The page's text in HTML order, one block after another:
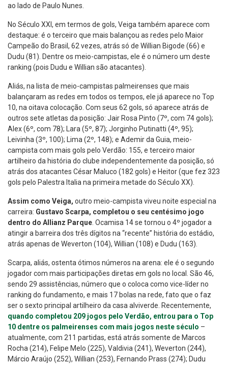
ao lado de Paulo Nunes.
No Século XXI, em termos de gols, Veiga também aparece com
destaque: é o terceiro que mais balançou as redes pelo Maior
Campeão do Brasil, 62 vezes, atrás só de Willian Bigode (66) e
Dudu (81). Dentre os meio-campistas, ele é o número um deste
ranking (pois Dudu e Willian são atacantes).
Aliás, na lista de meio-campistas palmeirenses que mais
balançaram as redes em todos os tempos, ele já aparece no Top
10, na oitava colocação. Com seus 62 gols, só aparece atrás de
outros sete atletas da posição: Jair Rosa Pinto (7º, com 74 gols);
Alex (6º, com 78); Lara (5º, 87); Jorginho Putinatti (4º, 95);
Leivinha (3º, 100); Lima (2º, 148); e Ademir da Guia, meio-
campista com mais gols pelo Verdão: 155, e terceiro maior
artilheiro da história do clube independentemente da posição, só
atrás dos atacantes César Maluco (182 gols) e Heitor (que fez 323
gols pelo Palestra Italia na primeira metade do Século XX).
Assim como Veiga, outro meio-campista viveu noite especial na
carreira: Gustavo Scarpa, completou o seu centésimo jogo
dentro do Allianz Parque . Ocamisa 14 se tornou o 4º jogador a
atingir a barreira dos três dígitos na “recente” história do estádio,
atrás apenas de Weverton (104), Willian (108) e Dudu (163).
Scarpa, aliás, ostenta ótimos números na arena: ele é o segundo
jogador com mais participações diretas em gols no local. São 46,
sendo 29 assistências, número que o coloca como vice-líder no
ranking do fundamento, e mais 17 bolas na rede, fato que o faz
ser o sexto principal artilheiro da casa alviverde. Recentemente,
quando completou 209 jogos pelo Verdão, entrou para o Top
10 dentre os palmeirenses com mais jogos neste século –
atualmente, com 211 partidas, está atrás somente de Marcos
Rocha (214), Felipe Melo (225), Valdivia (241), Weverton (244),
Márcio Araújo (252), Willian (253), Fernando Prass (274); Dudu